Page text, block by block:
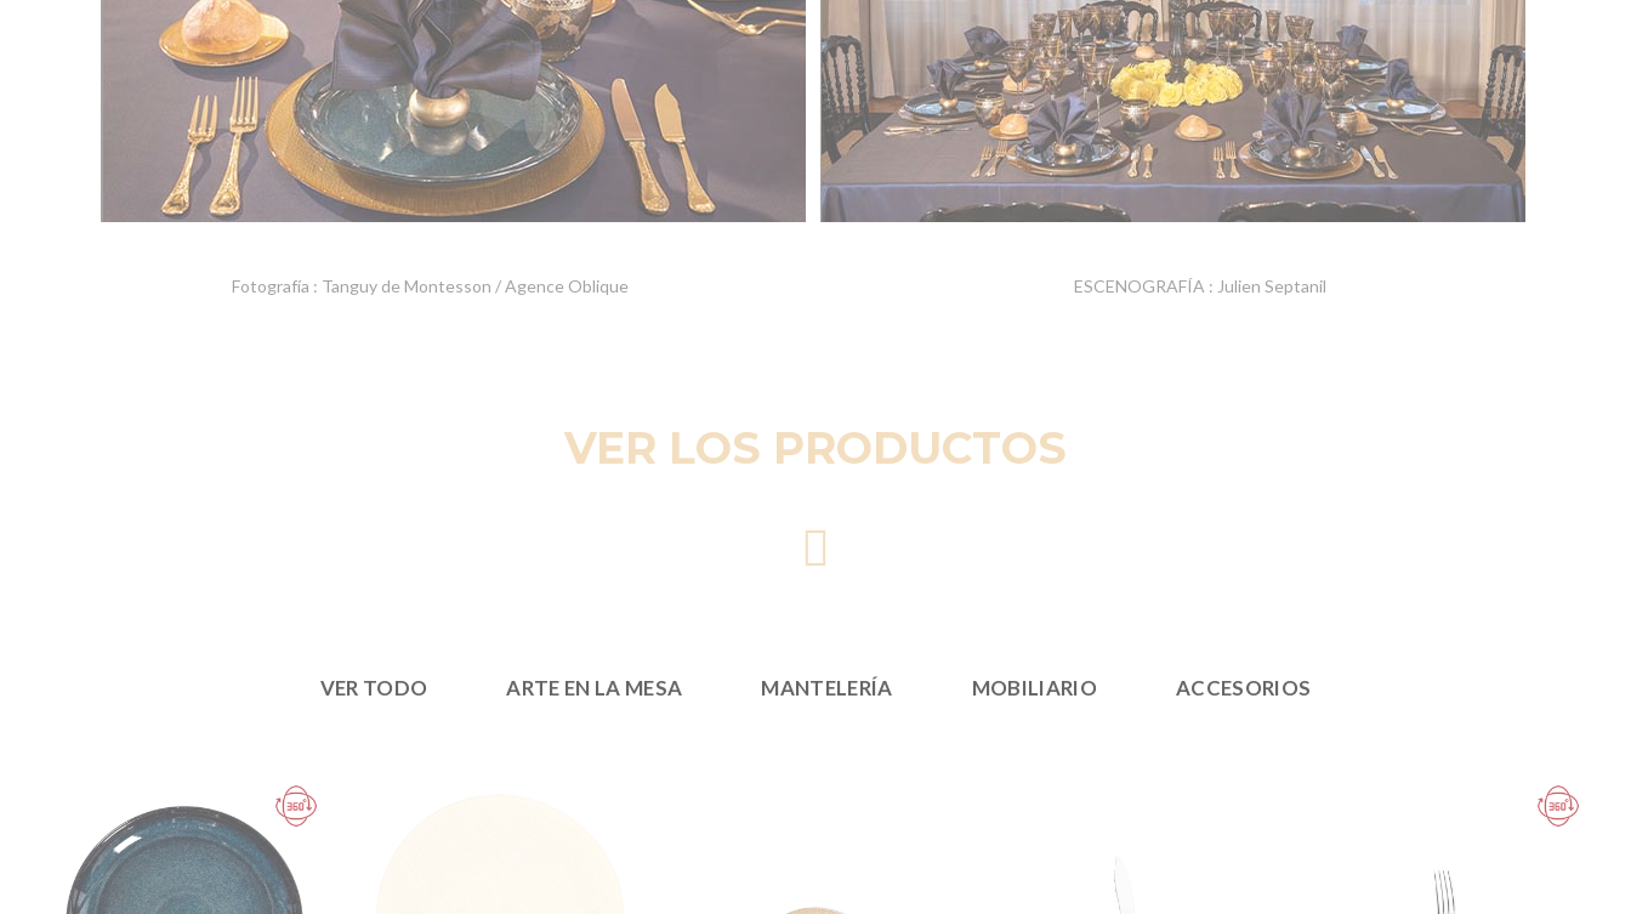
Fotografía : Tanguy de Montesson / Agence Oblique ESCENOGRAFÍA : Julien Septanil
VER LOS PRODUCTOS
VER TODO ARTE EN LA MESA MANTELERÍA MOBILIARIO ACCESORIOS